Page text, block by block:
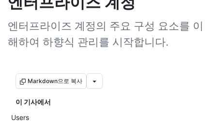
엔터프라이즈 계정의 주요 구성 요소를 이
해하여 하향식 관리를 시작합니다.
Markdown으로 복사
이 기사에서
Users